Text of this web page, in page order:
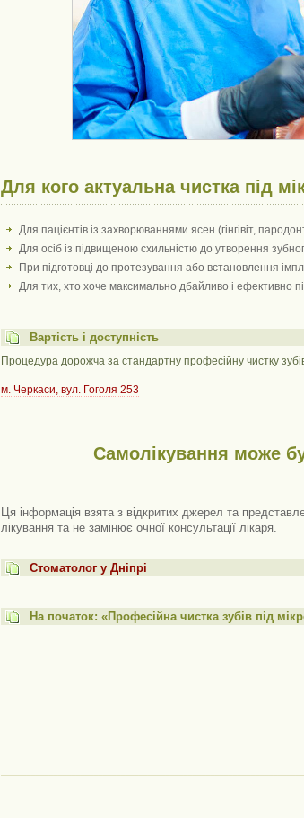
Для кого актуальна чистка під
Для пацієнтів із захворюваннями ясен (гінгівіт,
Для осіб із підвищеною схильністю до утворення
При підготовці до протезування або встановлення
Для тих, хто хоче максимально дбайливо і ефективно
Вартість і доступність
Процедура дорожча за стандартну професійну чистку
м. Черкаси, вул. Гоголя 253
Самолікування може
Ця інформація взята з відкритих джерел та
лікування та не замінює очної консультації лікаря.
Стоматолог у Дніпрі
На початок: «Професійна чистка зубів під